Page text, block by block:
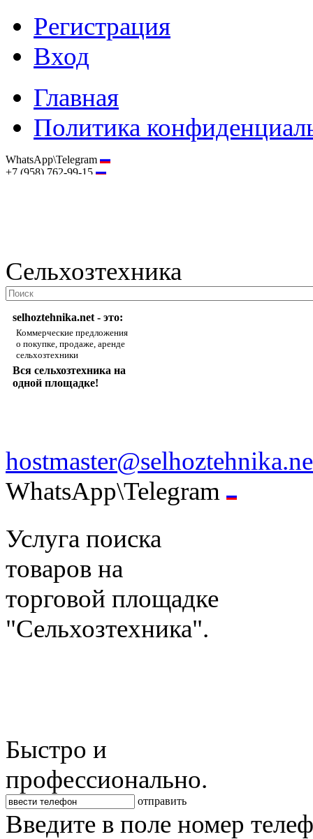
Регистрация
Вход
Главная
Политика
WhatsApp\Telegram
+7 (958) 762-99-15
Сельхозтехника
selhoztehnika.net - это:
Коммерческие предложения
о покупке, продаже, аренде
сельхозтехники
Вся сельхозтехника на
одной площадке!
WhatsApp\Telegram
Услуга поиска
товаров на
торговой площадке
"Сельхозтехника".
Быстро и
профессионально.
отправить
Введите в поле номер